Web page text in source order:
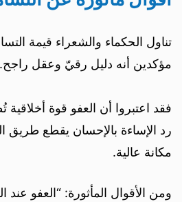
تناول الحكماء والشعراء قيمة
مؤكدين أنه دليل رقيّ وعقل راجح.
فقد اعتبروا أن العفو قوة
رد الإساءة بالإحسان يقطع طريق
مكانة عالية.
ومن الأقوال المأثورة: “العفو عند